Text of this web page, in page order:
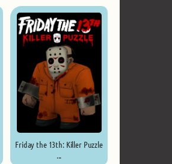
Friday the 13th: Killer Puzzle
...